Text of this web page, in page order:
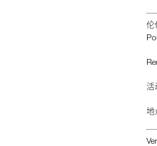
伦
活
地